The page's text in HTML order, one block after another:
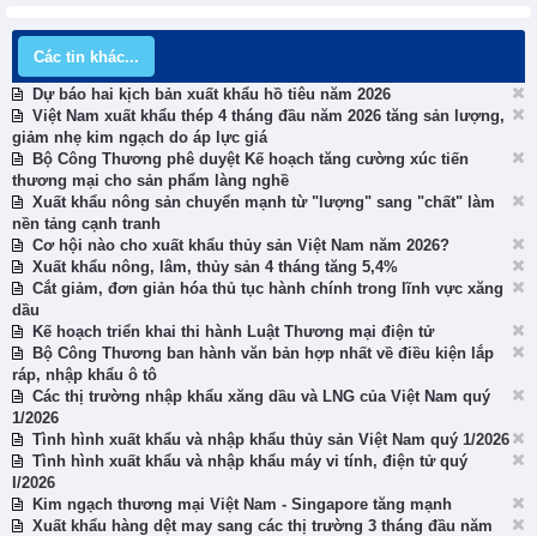
Các tin khác...
Dự báo hai kịch bản xuất khẩu hồ tiêu năm 2026
Việt Nam xuất khẩu thép 4 tháng đầu năm 2026 tăng sản lượng,
giảm nhẹ kim ngạch do áp lực giá
Bộ Công Thương phê duyệt Kế hoạch tăng cường xúc tiến
thương mại cho sản phẩm làng nghề
Xuất khẩu nông sản chuyển mạnh từ "lượng" sang "chất" làm
nền tảng cạnh tranh
Cơ hội nào cho xuất khẩu thủy sản Việt Nam năm 2026?
Xuất khẩu nông, lâm, thủy sản 4 tháng tăng 5,4%
Cắt giảm, đơn giản hóa thủ tục hành chính trong lĩnh vực xăng
dầu
Kế hoạch triển khai thi hành Luật Thương mại điện tử
Bộ Công Thương ban hành văn bản hợp nhất về điều kiện lắp
ráp, nhập khẩu ô tô
Các thị trường nhập khẩu xăng dầu và LNG của Việt Nam quý
1/2026
Tình hình xuất khẩu và nhập khẩu thủy sản Việt Nam quý 1/2026
Tình hình xuất khẩu và nhập khẩu máy vi tính, điện tử quý
I/2026
Kim ngạch thương mại Việt Nam - Singapore tăng mạnh
Xuất khẩu hàng dệt may sang các thị trường 3 tháng đầu năm